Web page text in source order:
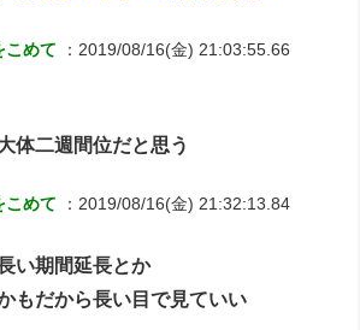
こめて
：2019/08/16(金) 21:03:55.66
体二週間位だと思う
こめて
：2019/08/16(金) 21:32:13.84
い期間延長とか
もだから長い目で見ていい